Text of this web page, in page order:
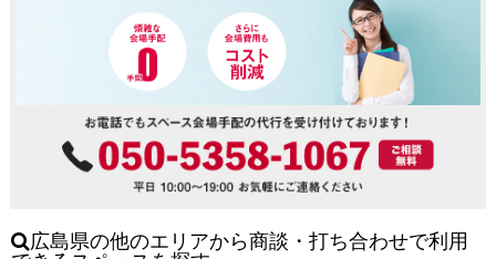
広島県の他のエリアから商談・打ち合わせで利用